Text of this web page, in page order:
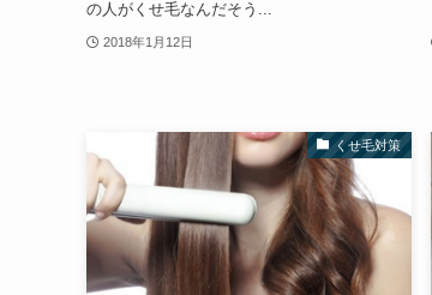
の人がくせ毛なんだそう...
2018年1月12日
くせ毛対策